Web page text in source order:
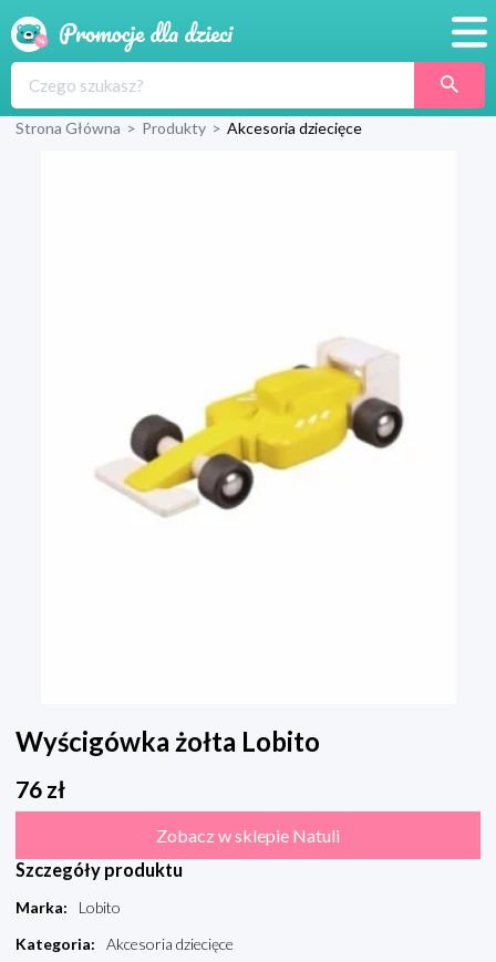
Produkty
Strona Główna > Produkty > Akcesoria dziecięce
Wyścigówka żołta Lobito
76 zł
Zobacz w sklepie Natuli
Szczegóły produktu
Marka:
Lobito
Kategoria:
Akcesoria dziecięce